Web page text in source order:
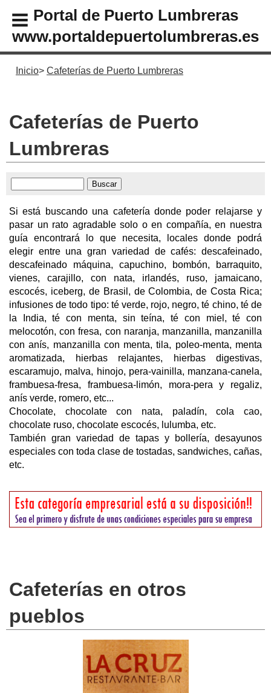
Portal de Puerto Lumbreras
www.portaldepuertolumbreras.es
Inicio Cafeterías de Puerto Lumbreras
Cafeterías de Puerto
Lumbreras
Si está buscando una cafetería donde poder relajarse y
pasar un rato agradable solo o en compañía, en nuestra
guía encontrará lo que necesita, locales donde podrá
elegir entre una gran variedad de cafés: descafeinado,
descafeinado máquina, capuchino, bombón, barraquito,
vienes, carajillo, con nata, irlandés, ruso, jamaicano,
escocés, iceberg, de Brasil, de Colombia, de Costa Rica;
infusiones de todo tipo: té verde, rojo, negro, té chino, té de
la India, té con menta, sin teína, té con miel, té con
melocotón, con fresa, con naranja, manzanilla, manzanilla
con anís, manzanilla con menta, tila, poleo-menta, menta
aromatizada, hierbas relajantes, hierbas digestivas,
escaramujo, malva, hinojo, pera-vainilla, manzana-canela,
frambuesa-fresa, frambuesa-limón, mora-pera y regaliz,
anís verde, romero, etc...
Chocolate, chocolate con nata, paladín, cola cao,
chocolate ruso, chocolate escocés, lulumba, etc.
También gran variedad de tapas y bollería, desayunos
especiales con toda clase de tostadas, sandwiches, cañas,
etc.
Cafeterías en otros
pueblos